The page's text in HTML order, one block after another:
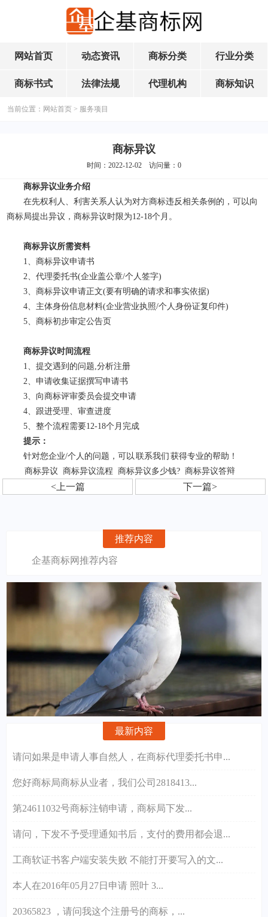
网站首页 动态资讯 商标分类 行业分类
商标书式 法律法规 代理机构 商标知识
当前位置： 网站首页 > 服务项目
商标异议
时间：2022-12-02 访问量： 0
商标异议业务介绍
在先权利人、利害关系人认为对方商标违反相关条例的，可以向
商标局提出异议，商标异议时限为12-18个月。
商标异议所需资料
1、商标异议申请书
2、代理委托书(企业盖公章/个人签字)
3、商标异议申请正文(要有明确的请求和事实依据)
4、主体身份信息材料(企业营业执照/个人身份证复印件)
5、商标初步审定公告页
商标异议时间流程
1、提交遇到的问题,分析注册
2、申请收集证据撰写申请书
3、向商标评审委员会提交申请
4、跟进受理、审查进度
5、整个流程需要12-18个月完成
提示：
针对您企业/个人的问题，可以 联系我们 获得专业的帮助！
商标异议
商标异议流程 商标异议多少钱? 商标异议答辩
<上一篇 下一篇>
推荐内容
企基商标网推荐内容
最新内容
请问如果是申请人事自然人，在商标代理委托书申...
您好商标局商标从业者，我们公司2818413...
第24611032号商标注销申请，商标局下发...
请问，下发不予受理通知书后，支付的费用都会退...
工商软证书客户端安装失败 不能打开要写入的文...
本人在2016年05月27日申请 照叶 3...
20365823 ，请问我这个注册号的商标，...